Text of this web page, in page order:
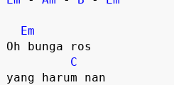
Em
Oh bunga ros
C
yang harum nan